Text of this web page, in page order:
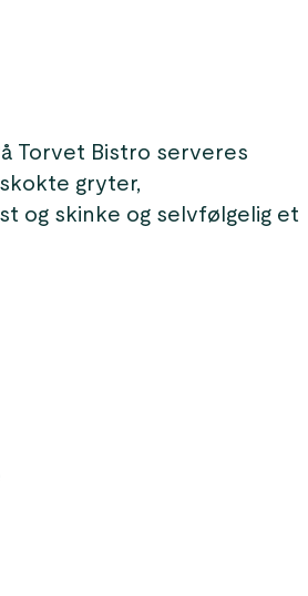
Torvet Bistro serveres
gryter,
og skinke og selvfølgelig et